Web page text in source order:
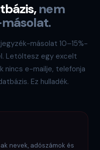
nem
másolat 10–15%-
Letöltesz egy excelt
nincs e-mailje, telefonja
Ez hulladék.
nevek, adószámok és